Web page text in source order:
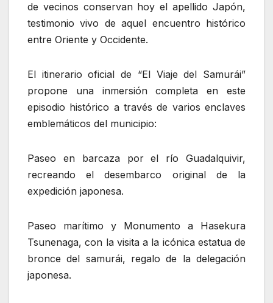
de vecinos conservan hoy el apellido Japón,
testimonio vivo de aquel encuentro histórico
entre Oriente y Occidente.
El itinerario oficial de “El Viaje del Samurái”
propone una inmersión completa en este
episodio histórico a través de varios enclaves
emblemáticos del municipio:
Paseo en barcaza por el río Guadalquivir,
recreando el desembarco original de la
expedición japonesa.
Paseo marítimo y Monumento a Hasekura
Tsunenaga, con la visita a la icónica estatua de
bronce del samurái, regalo de la delegación
japonesa.